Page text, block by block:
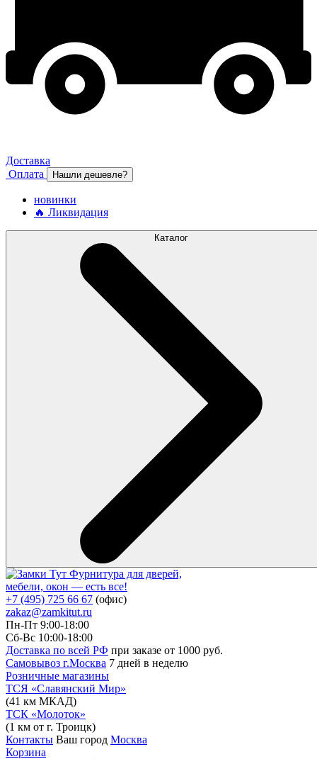
Доставка
Оплата
Нашли дешевле?
новинки
🔥 Ликвидация
Каталог
Фурнитура для дверей,
мебели, окон — есть все!
+7 (495) 725 66 67 (офис)
zakaz@zamkitut.ru
Пн-Пт 9:00-18:00
Сб-Вс 10:00-18:00
Доставка по всей РФ при заказе от 1000 руб.
Самовывоз г.Москва 7 дней в неделю
Розничные магазины
ТСЯ «Славянский Мир»
(41 км МКАД)
ТСК «Молоток»
(1 км от г. Троицк)
Контакты Ваш город Москва
Корзина